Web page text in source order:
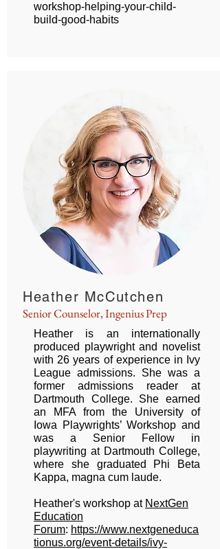
workshop-helping-your-child-
build-good-habits
Heather McCutchen
Senior Counselor, Ingenius Prep
Heather is an internationally
produced playwright and novelist
with 26 years of experience in Ivy
League admissions. She was a
former admissions reader at
Dartmouth College. She earned
an MFA from the University of
Iowa Playwrights’ Workshop and
was a Senior Fellow in
playwriting at Dartmouth College,
where she graduated Phi Beta
Kappa, magna cum laude.
Heather's workshop at NextGen
Education
Forum: https://www.nextgeneduca
tionus.org/event-details/ivy-